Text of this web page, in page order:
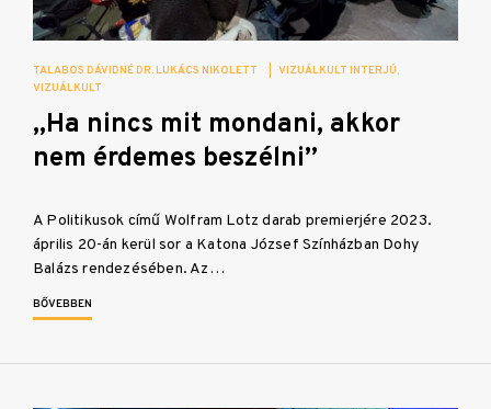
TALABOS DÁVIDNÉ DR. LUKÁCS NIKOLETT
VIZUÁLKULT INTERJÚ
VIZUÁLKULT
„Ha nincs mit mondani, akkor
nem érdemes beszélni”
A Politikusok című Wolfram Lotz darab premierjére 2023.
április 20-án kerül sor a Katona József Színházban Dohy
Balázs rendezésében. Az…
BŐVEBBEN